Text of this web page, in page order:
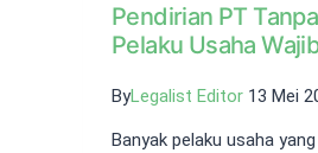
Pendirian PT
Pelaku Usaha
ByLegalist Editor 13 Mei
Banyak pelaku usaha